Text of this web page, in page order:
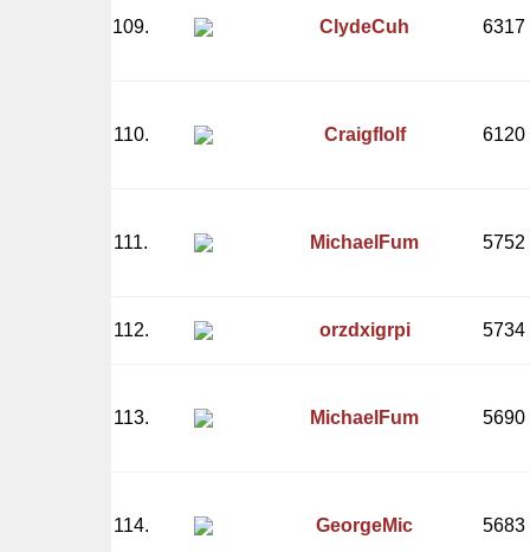
109. ClydeCuh 6317
110. Craigflolf 6120
111. MichaelFum 5752
112. orzdxigrpi 5734
113. MichaelFum 5690
114. GeorgeMic 5683